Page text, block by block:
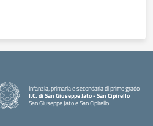
Infanzia, primaria e secondaria di primo grado
I.C. di San Giuseppe Jato - San Cipirello
San Giuseppe Jato e San Cipirello